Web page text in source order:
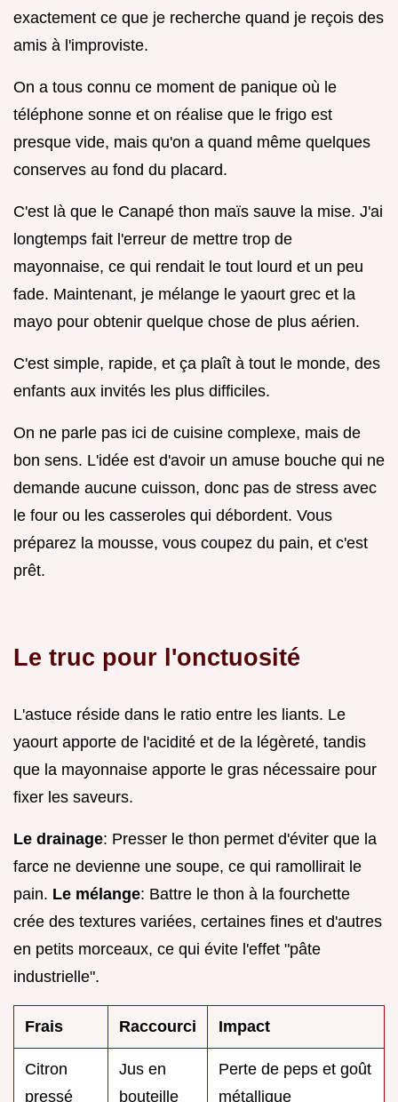
exactement ce que je recherche quand je reçois des
amis à l'improviste.
On a tous connu ce moment de panique où le
téléphone sonne et on réalise que le frigo est
presque vide, mais qu'on a quand même quelques
conserves au fond du placard.
C'est là que le Canapé thon maïs sauve la mise. J'ai
longtemps fait l'erreur de mettre trop de
mayonnaise, ce qui rendait le tout lourd et un peu
fade. Maintenant, je mélange le yaourt grec et la
mayo pour obtenir quelque chose de plus aérien.
C'est simple, rapide, et ça plaît à tout le monde, des
enfants aux invités les plus difficiles.
On ne parle pas ici de cuisine complexe, mais de
bon sens. L'idée est d'avoir un amuse bouche qui ne
demande aucune cuisson, donc pas de stress avec
le four ou les casseroles qui débordent. Vous
préparez la mousse, vous coupez du pain, et c'est
prêt.
Le truc pour l'onctuosité
L'astuce réside dans le ratio entre les liants. Le
yaourt apporte de l'acidité et de la légèreté, tandis
que la mayonnaise apporte le gras nécessaire pour
fixer les saveurs.
Le drainage: Presser le thon permet d'éviter que la
farce ne devienne une soupe, ce qui ramollirait le
pain. Le mélange: Battre le thon à la fourchette
crée des textures variées, certaines fines et d'autres
en petits morceaux, ce qui évite l'effet "pâte
industrielle".
Frais Raccourci Impact
Citron
pressé
Jus en
bouteille
Perte de peps et goût
métallique